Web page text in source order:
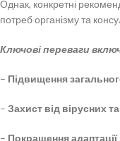
Однак, конкретні
потреб організму та
Ключові переваги
– Підвищення
– Захист від вірусних
– Покращення